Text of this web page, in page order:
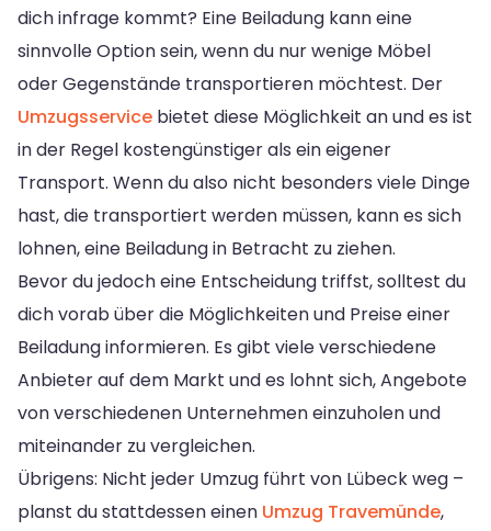
dich infrage kommt? Eine Beiladung kann eine
sinnvolle Option sein, wenn du nur wenige Möbel
oder Gegenstände transportieren möchtest. Der
Umzugsservice bietet diese Möglichkeit an und es ist
in der Regel kostengünstiger als ein eigener
Transport. Wenn du also nicht besonders viele Dinge
hast, die transportiert werden müssen, kann es sich
lohnen, eine Beiladung in Betracht zu ziehen.
Bevor du jedoch eine Entscheidung triffst, solltest du
dich vorab über die Möglichkeiten und Preise einer
Beiladung informieren. Es gibt viele verschiedene
Anbieter auf dem Markt und es lohnt sich, Angebote
von verschiedenen Unternehmen einzuholen und
miteinander zu vergleichen.
Übrigens: Nicht jeder Umzug führt von Lübeck weg –
planst du stattdessen einen Umzug Travemünde,